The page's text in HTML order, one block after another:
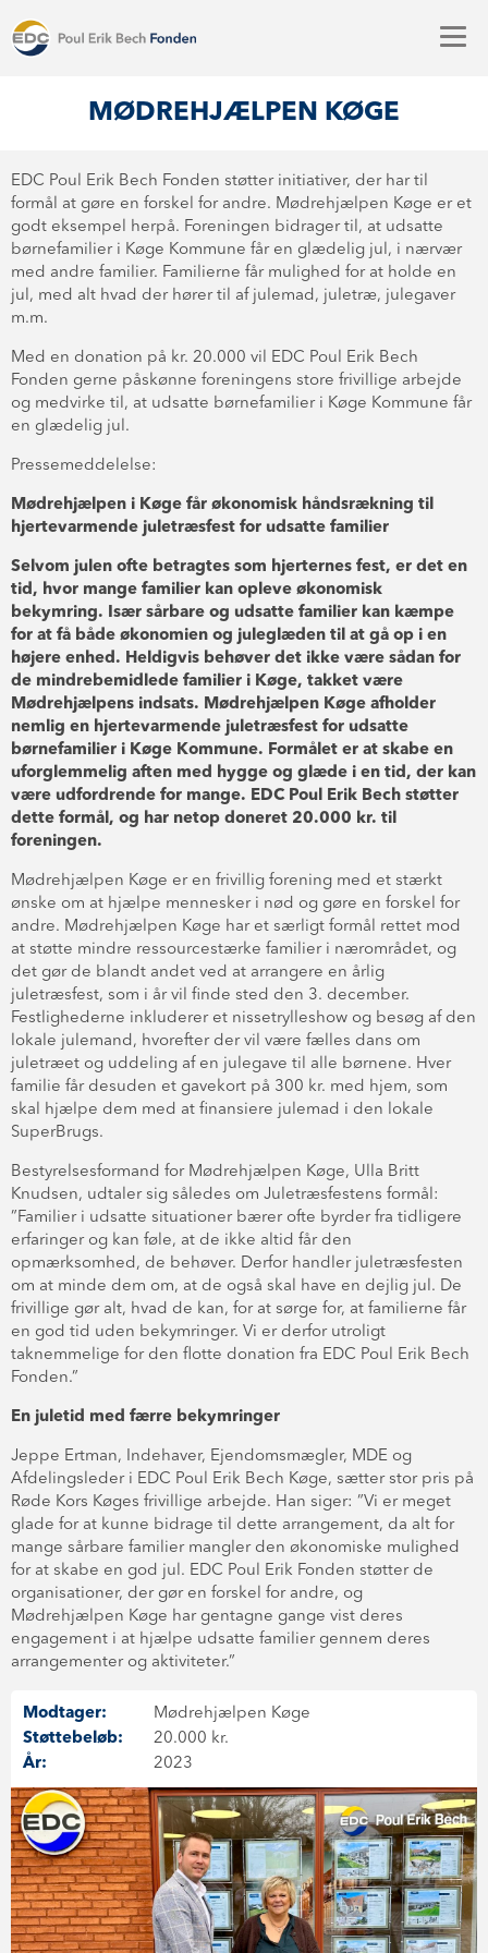
MØDREHJÆLPEN KØGE
EDC Poul Erik Bech Fonden støtter initiativer, der har til
formål at gøre en forskel for andre. Mødrehjælpen Køge er et
godt eksempel herpå. Foreningen bidrager til, at udsatte
børnefamilier i Køge Kommune får en glædelig jul, i nærvær
med andre familier. Familierne får mulighed for at holde en
jul, med alt hvad der hører til af julemad, juletræ, julegaver
m.m.
Med en donation på kr. 20.000 vil EDC Poul Erik Bech
Fonden gerne påskønne foreningens store frivillige arbejde
og medvirke til, at udsatte børnefamilier i Køge Kommune får
en glædelig jul.
Pressemeddelelse:
Mødrehjælpen i Køge får økonomisk håndsrækning til
hjertevarmende juletræsfest for udsatte familier
Selvom julen ofte betragtes som hjerternes fest, er det en
tid, hvor mange familier kan opleve økonomisk
bekymring. Især sårbare og udsatte familier kan kæmpe
for at få både økonomien og juleglæden til at gå op i en
højere enhed. Heldigvis behøver det ikke være sådan for
de mindrebemidlede familier i Køge, takket være
Mødrehjælpens indsats. Mødrehjælpen Køge afholder
nemlig en hjertevarmende juletræsfest for udsatte
børnefamilier i Køge Kommune. Formålet er at skabe en
uforglemmelig aften med hygge og glæde i en tid, der kan
være udfordrende for mange. EDC Poul Erik Bech støtter
dette formål, og har netop doneret 20.000 kr. til
foreningen.
Mødrehjælpen Køge er en frivillig forening med et stærkt
ønske om at hjælpe mennesker i nød og gøre en forskel for
andre. Mødrehjælpen Køge har et særligt formål rettet mod
at støtte mindre ressourcestærke familier i nærområdet, og
det gør de blandt andet ved at arrangere en årlig
juletræsfest, som i år vil finde sted den 3. december.
Festlighederne inkluderer et nissetrylleshow og besøg af den
lokale julemand, hvorefter der vil være fælles dans om
juletræet og uddeling af en julegave til alle børnene. Hver
familie får desuden et gavekort på 300 kr. med hjem, som
skal hjælpe dem med at finansiere julemad i den lokale
SuperBrugs.
Bestyrelsesformand for Mødrehjælpen Køge, Ulla Britt
Knudsen, udtaler sig således om Juletræsfestens formål:
”Familier i udsatte situationer bærer ofte byrder fra tidligere
erfaringer og kan føle, at de ikke altid får den
opmærksomhed, de behøver. Derfor handler juletræsfesten
om at minde dem om, at de også skal have en dejlig jul. De
frivillige gør alt, hvad de kan, for at sørge for, at familierne får
en god tid uden bekymringer. Vi er derfor utroligt
taknemmelige for den flotte donation fra EDC Poul Erik Bech
Fonden.”
En juletid med færre bekymringer
Jeppe Ertman, Indehaver, Ejendomsmægler, MDE og
Afdelingsleder i EDC Poul Erik Bech Køge, sætter stor pris på
Røde Kors Køges frivillige arbejde. Han siger: ”Vi er meget
glade for at kunne bidrage til dette arrangement, da alt for
mange sårbare familier mangler den økonomiske mulighed
for at skabe en god jul. EDC Poul Erik Fonden støtter de
organisationer, der gør en forskel for andre, og
Mødrehjælpen Køge har gentagne gange vist deres
engagement i at hjælpe udsatte familier gennem deres
arrangementer og aktiviteter.”
Modtager:
Mødrehjælpen Køge
Støttebeløb:
20.000 kr.
År:
2023